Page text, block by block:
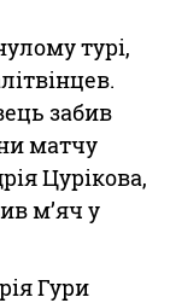
турі,
забив
матчу
Цурікова,
м’яч у
Гури